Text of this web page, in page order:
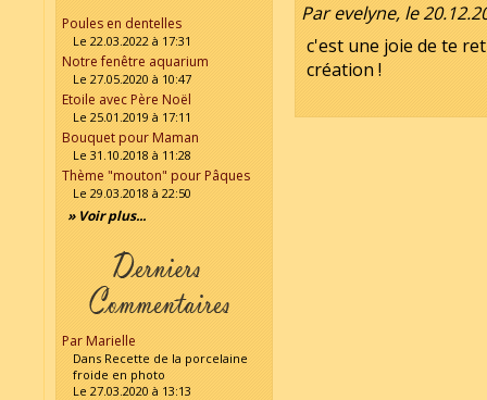
Poules en dentelles
Le 22.03.2022 à 17:31
Notre fenêtre aquarium
Le 27.05.2020 à 10:47
Etoile avec Père Noël
Le 25.01.2019 à 17:11
Bouquet pour Maman
Le 31.10.2018 à 11:28
Thème "mouton" pour Pâques
Le 29.03.2018 à 22:50
» Voir plus...
Par Marielle
Dans Recette de la porcelaine
froide en photo
Le 27.03.2020 à 13:13
Par evelyne, le
c'est une joie de te
création !